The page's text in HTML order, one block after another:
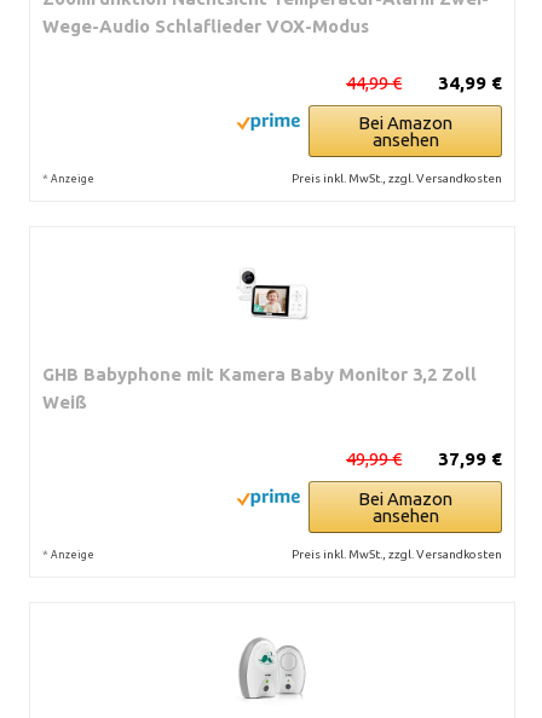
Wege-Audio Schlaflieder VOX-Modus
34,99 €
44,99 €
Bei Amazon
ansehen
* Anzeige Preis inkl. MwSt., zzgl. Versandkosten
GHB Babyphone mit Kamera Baby Monitor 3,2 Zoll
Weiß
37,99 €
49,99 €
Bei Amazon
ansehen
* Anzeige Preis inkl. MwSt., zzgl. Versandkosten